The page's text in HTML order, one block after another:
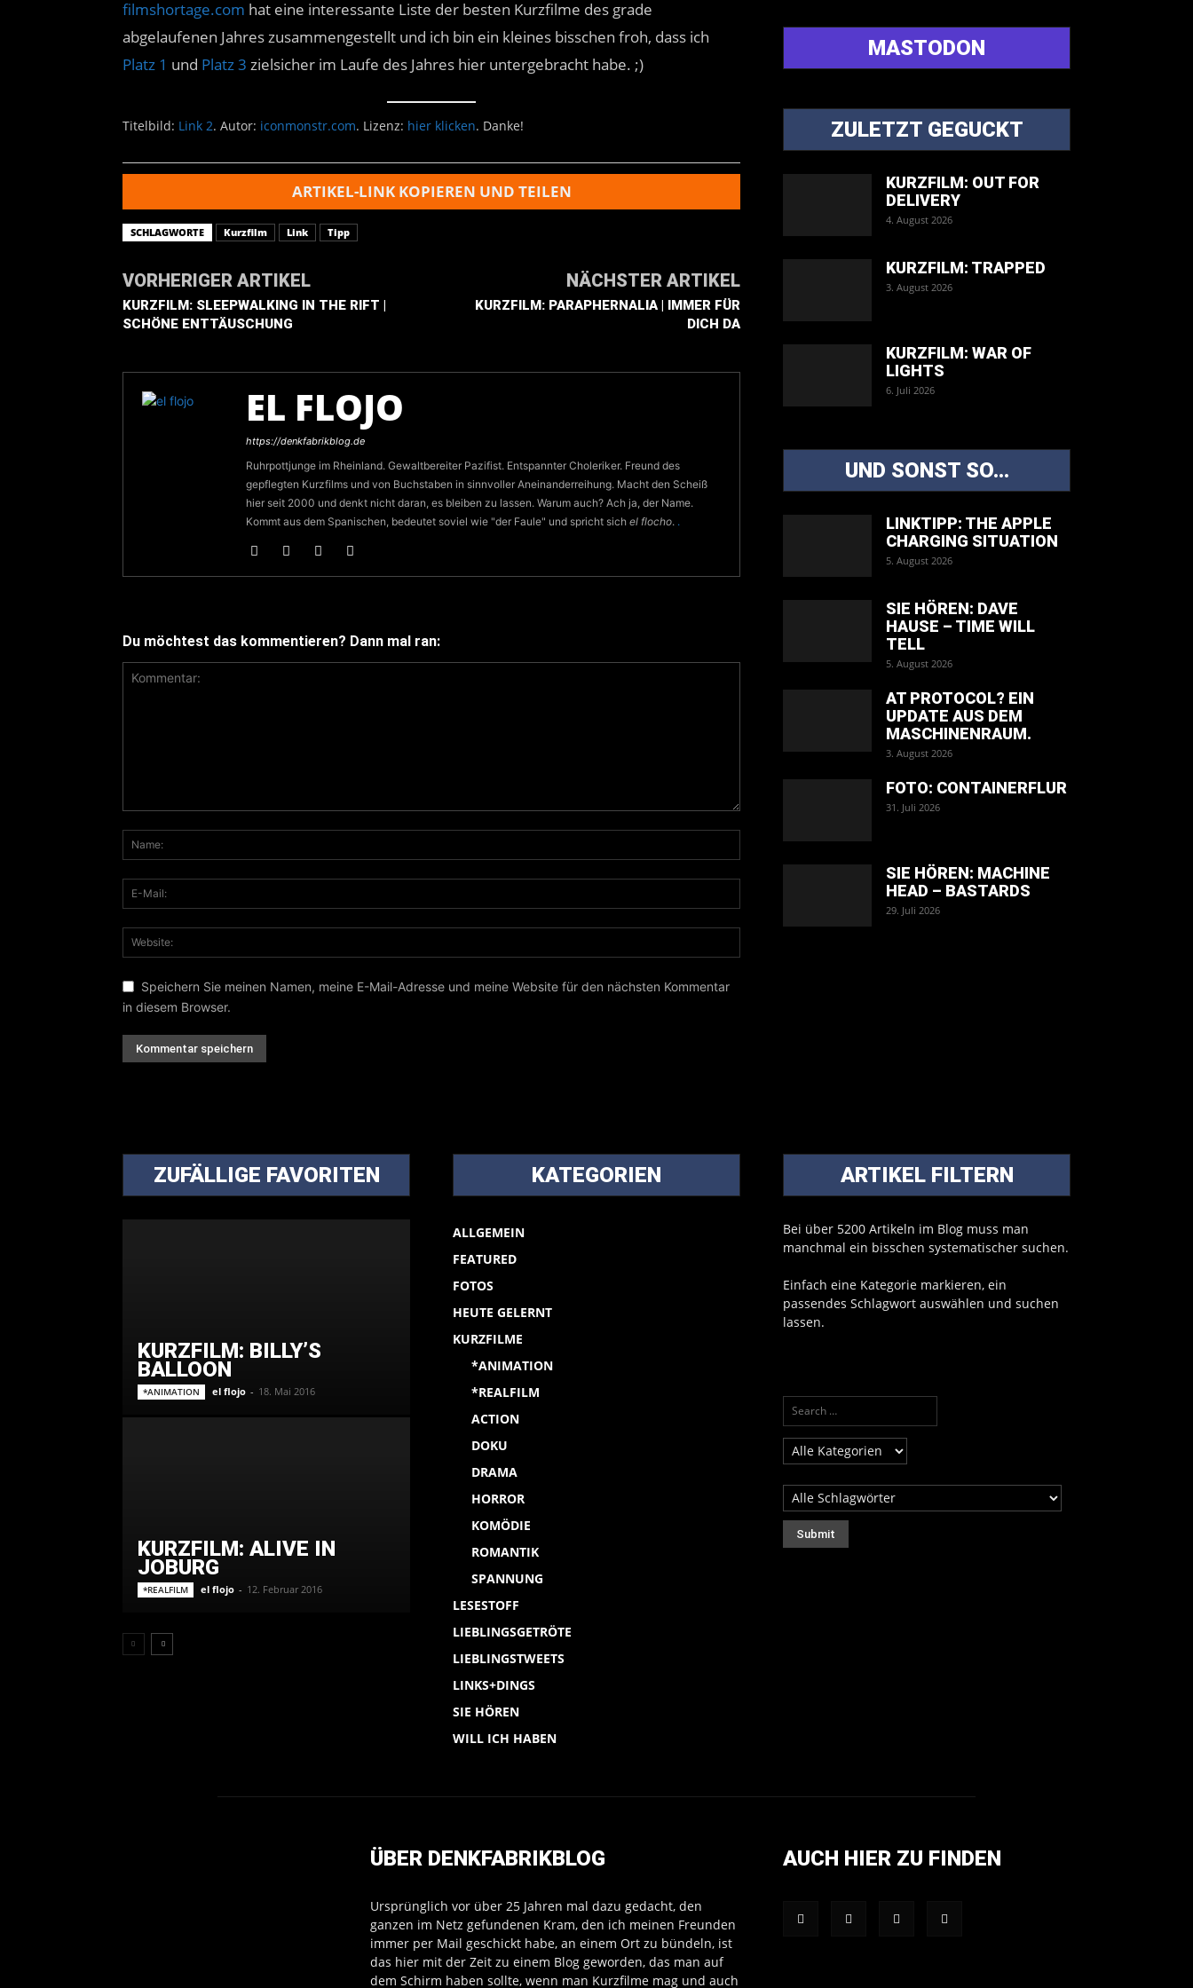
filmshortage.com hat eine interessante Liste der besten Kurzfilme des grade
abgelaufenen Jahres zusammengestellt und ich bin ein kleines bisschen froh, dass ich
Platz 1 und Platz 3 zielsicher im Laufe des Jahres hier untergebracht habe. ;)
Titelbild: Link 2. Autor: iconmonstr.com. Lizenz: hier klicken. Danke!
ARTIKEL-LINK KOPIEREN UND TEILEN
SCHLAGWORTE Kurzfilm Link Tipp
VORHERIGER ARTIKEL
KURZFILM: SLEEPWALKING IN THE RIFT |
SCHÖNE ENTTÄUSCHUNG
NÄCHSTER ARTIKEL
KURZFILM: PARAPHERNALIA | IMMER FÜR
DICH DA
EL FLOJO
https://denkfabrikblog.de
Ruhrpottjunge im Rheinland. Gewaltbereiter Pazifist. Entspannter Choleriker. Freund des
gepflegten Kurzfilms und von Buchstaben in sinnvoller Aneinanderreihung. Macht den Scheiß
hier seit 2000 und denkt nicht daran, es bleiben zu lassen. Warum auch? Ach ja, der Name.
Kommt aus dem Spanischen, bedeutet soviel wie "der Faule" und spricht sich el flocho. .
Du möchtest das kommentieren? Dann mal ran:
Speichern Sie meinen Namen, meine E-Mail-Adresse und meine Website für den nächsten Kommentar
in diesem Browser.
MASTODON
ZULETZT GEGUCKT
KURZFILM: OUT FOR
DELIVERY
4. August 2026
KURZFILM: TRAPPED
3. August 2026
KURZFILM: WAR OF
LIGHTS
6. Juli 2026
UND SONST SO...
LINKTIPP: THE APPLE
CHARGING SITUATION
5. August 2026
SIE HÖREN: DAVE
HAUSE – TIME WILL
TELL
5. August 2026
AT PROTOCOL? EIN
UPDATE AUS DEM
MASCHINENRAUM.
3. August 2026
FOTO: CONTAINERFLUR
31. Juli 2026
SIE HÖREN: MACHINE
HEAD – BASTARDS
29. Juli 2026
ZUFÄLLIGE FAVORITEN
KURZFILM: BILLY’S
BALLOON
*ANIMATION el flojo - 18. Mai 2016
KURZFILM: ALIVE IN
JOBURG
*REALFILM el flojo - 12. Februar 2016
KATEGORIEN
ALLGEMEIN
FEATURED
FOTOS
HEUTE GELERNT
KURZFILME
*ANIMATION
*REALFILM
ACTION
DOKU
DRAMA
HORROR
KOMÖDIE
ROMANTIK
SPANNUNG
LESESTOFF
LIEBLINGSGETRÖTE
LIEBLINGSTWEETS
LINKS+DINGS
SIE HÖREN
WILL ICH HABEN
ARTIKEL FILTERN
Bei über 5200 Artikeln im Blog muss man
manchmal ein bisschen systematischer suchen.
Einfach eine Kategorie markieren, ein
passendes Schlagwort auswählen und suchen
lassen.
ÜBER DENKFABRIKBLOG
Ursprünglich vor über 25 Jahren mal dazu gedacht, den
ganzen im Netz gefundenen Kram, den ich meinen Freunden
immer per Mail geschickt habe, an einem Ort zu bündeln, ist
das hier mit der Zeit zu einem Blog geworden, das man auf
dem Schirm haben sollte, wenn man Kurzfilme mag und auch
AUCH HIER ZU FINDEN